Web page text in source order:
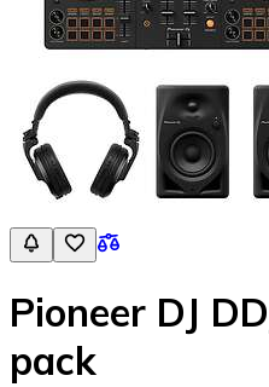
Pioneer DJ
pack